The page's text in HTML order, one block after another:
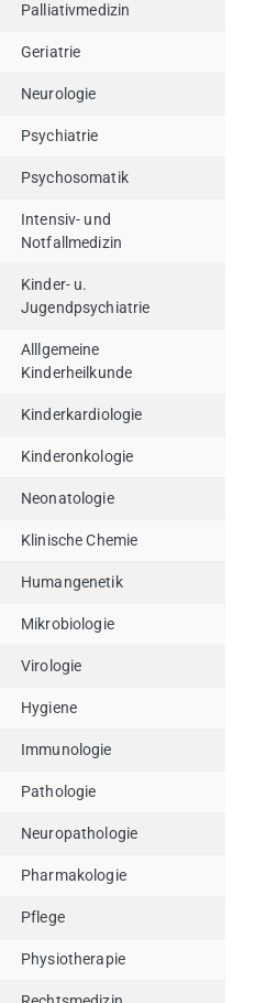
Palliativmedizin
Geriatrie
Neurologie
Psychiatrie
Psychosomatik
Intensiv- und
Notfallmedizin
Kinder- u.
Jugendpsychiatrie
Alllgemeine
Kinderheilkunde
Kinderkardiologie
Kinderonkologie
Neonatologie
Klinische Chemie
Humangenetik
Mikrobiologie
Virologie
Hygiene
Immunologie
Pathologie
Neuropathologie
Pharmakologie
Pflege
Physiotherapie